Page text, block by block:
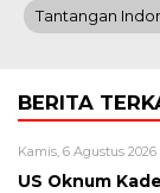
Tantangan
BERITA
Kamis, 6 Agustus 2026
US Oknum